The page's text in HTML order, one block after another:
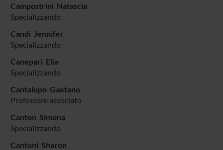
Campostrini Natascia
Specializzando
Candi Jennifer
Specializzando
Canepari Elia
Specializzando
Cantalupo Gaetano
Professore associato
Canton Simona
Specializzando
Cantoni Sharon